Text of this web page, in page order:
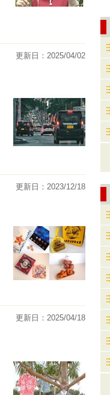
更新日：2025/04/02
更新日：2023/12/18
更新日：2025/04/18